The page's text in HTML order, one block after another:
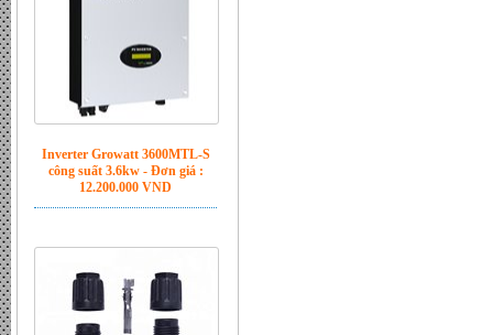
công suất 3.6kw - Đơn giá :
12.200.000 VND